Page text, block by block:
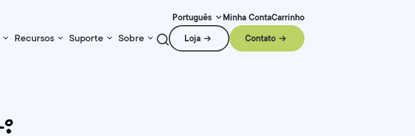
Português Minha ContaCarrinho
Recursos Suporte Sobre Loja Contato